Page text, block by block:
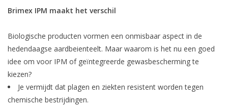
Meststoffen en
Monitoring
Bestuiving
Brimex IPM maakt het verschil
Biologische producten vormen een onmisbaar aspect in de
hedendaagse aardbeienteelt. Maar waarom is het nu een goed
idee om voor IPM of geïntegreerde gewasbescherming te
kiezen?
Je vermijdt dat plagen en ziekten resistent worden tegen
chemische bestrijdingen.